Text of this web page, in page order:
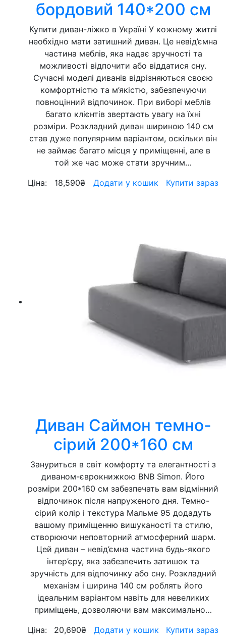
бордовий 140*200 см
Купити диван-ліжко в Україні У кожному житлі
необхідно мати затишний диван. Це невід’ємна
частина меблів, яка надає зручності та
можливості відпочити або віддатися сну.
Сучасні моделі диванів відрізняються своєю
комфортністю та м’якістю, забезпечуючи
повноцінний відпочинок. При виборі меблів
багато клієнтів звертають увагу на їхні
розміри. Розкладний диван шириною 140 см
став дуже популярним варіантом, оскільки він
не займає багато місця у приміщенні, але в
той же час може стати зручним…
Ціна:
18,590₴ Додати у кошик Купити зараз
Диван Саймон темно-
сірий 200*160 см
Зануриться в світ комфорту та елегантності з
диваном-єврокнижкою BNB Simon. Його
розміри 200*160 см забезпечать вам відмінний
відпочинок після напруженого дня. Темно-
сірий колір і текстура Мальме 95 додадуть
вашому приміщенню вишуканості та стилю,
створюючи неповторний атмосферний шарм.
Цей диван – невід’ємна частина будь-якого
інтер’єру, яка забезпечить затишок та
зручність для відпочинку або сну. Розкладний
механізм і ширина 140 см роблять його
ідеальним варіантом навіть для невеликих
приміщень, дозволяючи вам максимально…
Ціна:
20,690₴ Додати у кошик Купити зараз